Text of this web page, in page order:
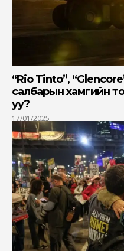
“Rio Tinto”,
салбарын хамгийн
уу?
17/01/2025